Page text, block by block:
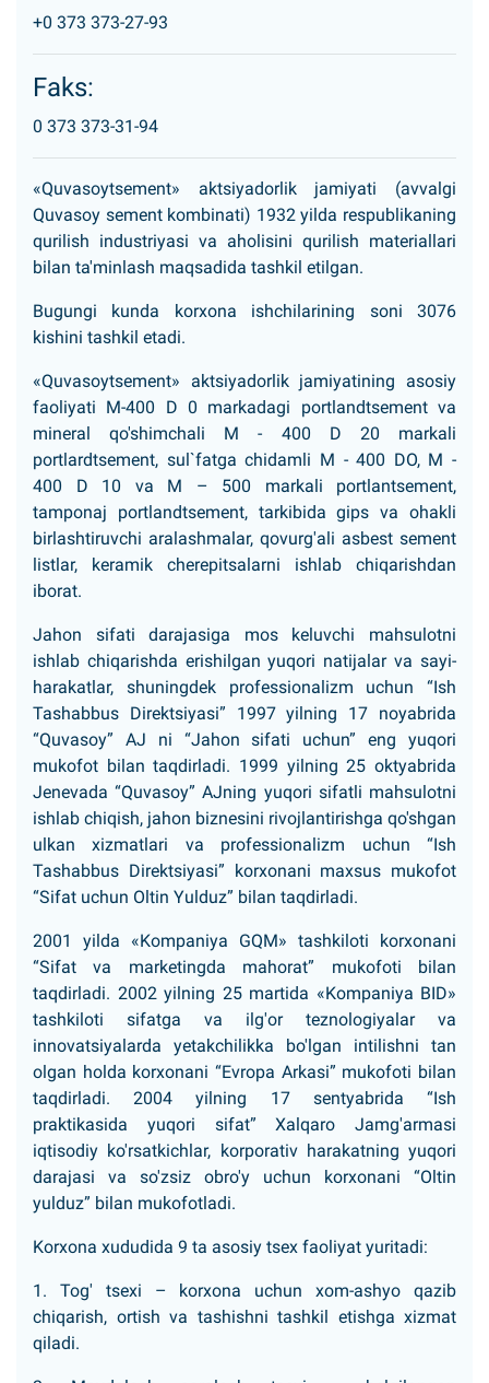
+0 373 373-27-93
Faks:
0 373 373-31-94
«Quvasoytsement» aktsiyadorlik jamiyati (avvalgi
Quvasoy sement kombinati) 1932 yilda respublikaning
qurilish industriyasi va aholisini qurilish materiallari
bilan ta'minlash maqsadida tashkil etilgan.
Bugungi kunda korxona ishchilarining soni 3076
kishini tashkil etadi.
«Quvasoytsement» aktsiyadorlik jamiyatining asosiy
faoliyati M-400 D 0 markadagi portlandtsement va
mineral qo'shimchali M - 400 D 20 markali
portlardtsement, sul`fatga chidamli M - 400 DO, M -
400 D 10 va M – 500 markali portlantsement,
tamponaj portlandtsement, tarkibida gips va ohakli
birlashtiruvchi aralashmalar, qovurg'ali asbest sement
listlar, keramik cherepitsalarni ishlab chiqarishdan
iborat.
Jahon sifati darajasiga mos keluvchi mahsulotni
ishlab chiqarishda erishilgan yuqori natijalar va sayi-
harakatlar, shuningdek professionalizm uchun “Ish
Tashabbus Direktsiyasi” 1997 yilning 17 noyabrida
“Quvasoy” AJ ni “Jahon sifati uchun” eng yuqori
mukofot bilan taqdirladi. 1999 yilning 25 oktyabrida
Jenevada “Quvasoy” AJning yuqori sifatli mahsulotni
ishlab chiqish, jahon biznesini rivojlantirishga qo'shgan
ulkan xizmatlari va professionalizm uchun “Ish
Tashabbus Direktsiyasi” korxonani maxsus mukofot
“Sifat uchun Oltin Yulduz” bilan taqdirladi.
2001 yilda «Kompaniya GQM» tashkiloti korxonani
“Sifat va marketingda mahorat” mukofoti bilan
taqdirladi. 2002 yilning 25 martida «Kompaniya BID»
tashkiloti sifatga va ilg'or teznologiyalar va
innovatsiyalarda yetakchilikka bo'lgan intilishni tan
olgan holda korxonani “Evropa Arkasi” mukofoti bilan
taqdirladi. 2004 yilning 17 sentyabrida “Ish
praktikasida yuqori sifat” Xalqaro Jamg'armasi
iqtisodiy ko'rsatkichlar, korporativ harakatning yuqori
darajasi va so'zsiz obro'y uchun korxonani “Oltin
yulduz” bilan mukofotladi.
Korxona xududida 9 ta asosiy tsex faoliyat yuritadi:
1. Tog' tsexi – korxona uchun xom-ashyo qazib
chiqarish, ortish va tashishni tashkil etishga xizmat
qiladi.